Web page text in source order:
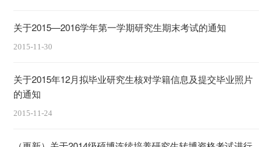
关于2015—2016学年第一学期研究生期末考试的通知
2015-11-30
关于2015年12月拟毕业研究生核对学籍信息及提交毕业照片
的通知
2015-11-24